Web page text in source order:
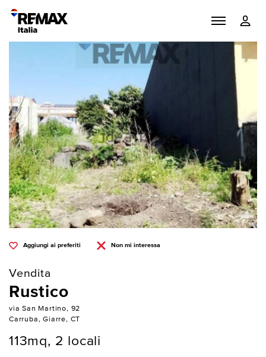
Aggiungi ai preferiti Non mi interessa
Vendita
Rustico
via San Martino, 92
Carruba, Giarre, CT
113mq, 2 locali